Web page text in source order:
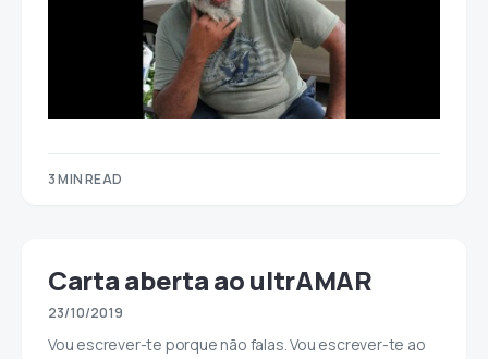
3 MIN READ
Carta aberta ao ultrAMAR
23/10/2019
Vou escrever-te porque não falas. Vou escrever-te ao